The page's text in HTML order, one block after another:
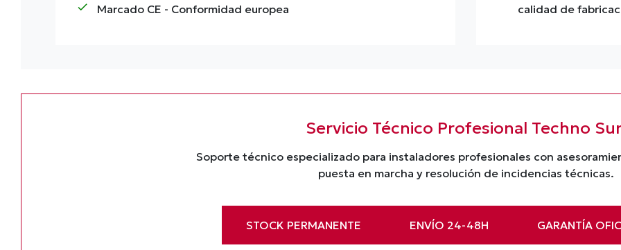
check Marcado CE - Conformidad europea
calidad de
Servicio Técnico Profesional Techno
Soporte técnico especializado para instaladores profesionales con
puesta en marcha y resolución de incidencias técnicas.
STOCK PERMANENTE ENVÍO 24-48H GARANTÍA